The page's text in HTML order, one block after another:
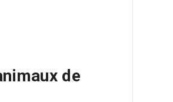
de